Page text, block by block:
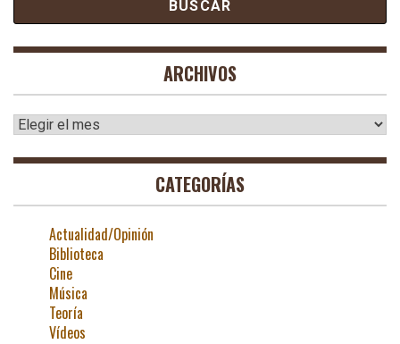
ARCHIVOS
Archivos
CATEGORÍAS
Actualidad/Opinión
Biblioteca
Cine
Música
Teoría
Vídeos